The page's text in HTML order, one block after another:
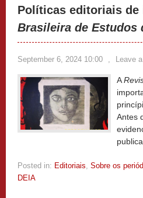
Políticas editoriais
Brasileira de Estudos
September 6, 2024 10:00 , Leave
A
Antes
Posted in: Editoriais, Sobre os
DEIA